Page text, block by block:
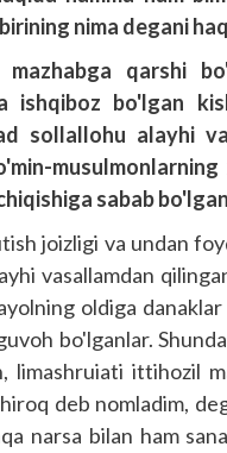
nima degani
mazhabga qarshi
ishqiboz bo'lgan
sollallohu alayhi
sabab
joizligi va undan
vasallamdan
oldiga
bo'lganlar.
ittihozil
deb nomladim,
narsa bilan ham